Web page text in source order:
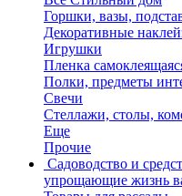
Горшки, вазы,
Декоративные
Игрушки
Пленка
Полки, предметы
Свечи
Стеллажи, столы,
Еще
Прочие
Садоводство и
упрощающие жизнь